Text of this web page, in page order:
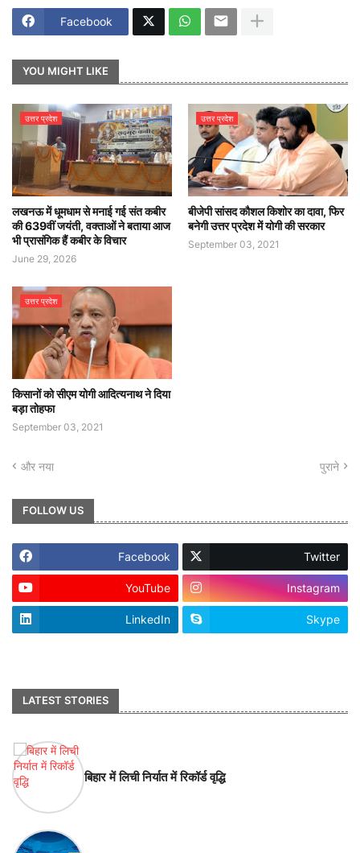
Facebook
YOU MIGHT LIKE
उत्तर प्रदेश
लखनऊ में धूमधाम से मनाई गई संत कबीर
की 639वीं जयंती, वक्ताओं ने बताया आज
भी प्रासंगिक हैं कबीर के विचार
June 29, 2026
उत्तर प्रदेश
बीजेपी सांसद कौशल किशोर का दावा, फिर
बनेगी उत्तर प्रदेश में योगी की सरकार
September 03, 2021
उत्तर प्रदेश
किसानों को सीएम योगी आदित्यनाथ ने दिया
बड़ा तोहफा
September 03, 2021
और नया पुराने
FOLLOW US
Facebook Twitter
YouTube Instagram
LinkedIn Skype
LATEST STORIES
बिहार में लिची निर्यात में रिकॉर्ड वृद्धि